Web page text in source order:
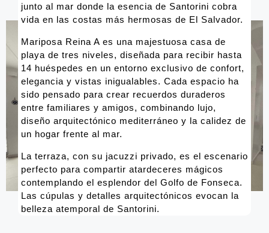
junto al mar donde la esencia de Santorini cobra
vida en las costas más hermosas de El Salvador.
Mariposa Reina A es una majestuosa casa de
playa de tres niveles, diseñada para recibir hasta
14 huéspedes en un entorno exclusivo de confort,
elegancia y vistas inigualables. Cada espacio ha
sido pensado para crear recuerdos duraderos
entre familiares y amigos, combinando lujo,
diseño arquitectónico mediterráneo y la calidez de
un hogar frente al mar.
La terraza, con su jacuzzi privado, es el escenario
perfecto para compartir atardeceres mágicos
contemplando el esplendor del Golfo de Fonseca.
Las cúpulas y detalles arquitectónicos evocan la
belleza atemporal de Santorini.